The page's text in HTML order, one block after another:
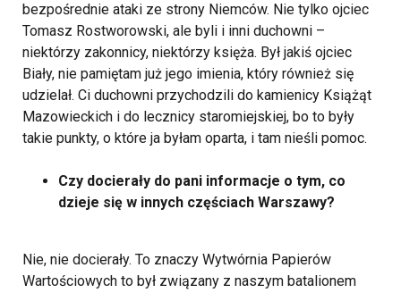
bezpośrednie ataki ze strony Niemców. Nie tylko ojciec
Tomasz Rostworowski, ale byli i inni duchowni –
niektórzy zakonnicy, niektórzy księża. Był jakiś ojciec
Biały, nie pamiętam już jego imienia, który również się
udzielał. Ci duchowni przychodzili do kamienicy Książąt
Mazowieckich i do lecznicy staromiejskiej, bo to były
takie punkty, o które ja byłam oparta, i tam nieśli pomoc.
Czy docierały do pani informacje o tym, co
dzieje się w innych częściach Warszawy?
Nie, nie docierały. To znaczy Wytwórnia Papierów
Wartościowych to był związany z naszym batalionem